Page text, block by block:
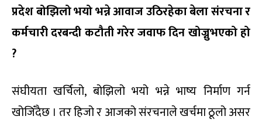
प्रदेशबोझिलोभयोभन्नेआवाजउठिरहेकाबेलासंरचनार
कर्मचारीदरबन्दीकटौतीगरेरजवाफदिनखोज्नुभएकोहो
?
संघीयता खर्चिलो, बोझिलो भयो भन्ने भाष्य निर्माण गर्न
खोजिँदैछ । तर हिजो र आजको संरचनाले खर्चमा ठूलो असर